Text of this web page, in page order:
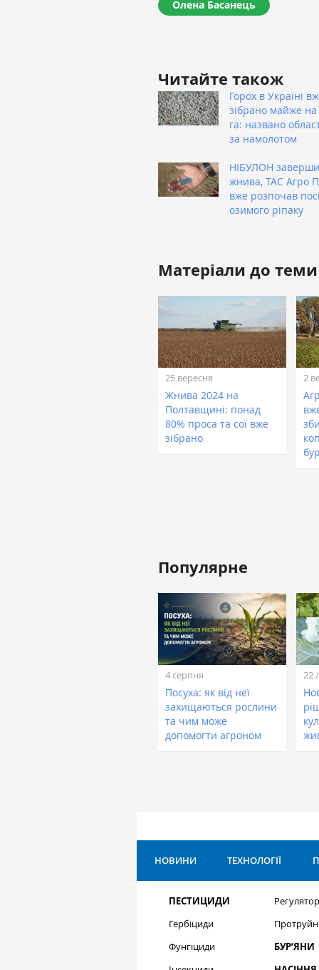
Олена Басанець
Читайте також
Горох в Україні
зібрано майже на
га: названо
за намолотом
НІБУЛОН
жнива, ТАС Агро
вже розпочав
озимого ріпаку
Матеріали до теми
25 вересня
Жнива 2024 на
Полтавщині: понад
80% проса та сої вже
зібрано
2
Популярне
4 серпня
Посуха: як від неї
захищаються рослини
та чим може
допомогти агроном
22
НОВИНИ ТЕХНОЛОГІЇ
ПЕСТИЦИДИ
Гербіциди
Фунгіциди
БУР’ЯНИ